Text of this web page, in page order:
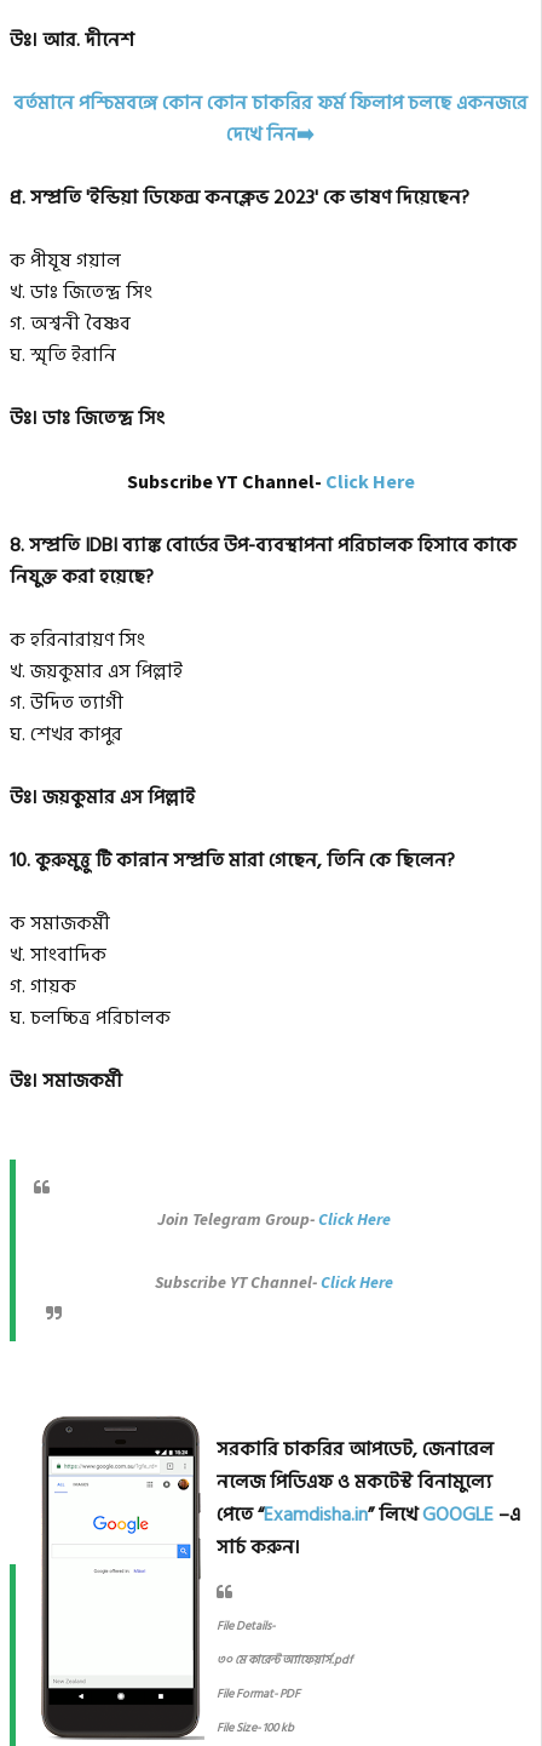
উঃ। আর. দীনেশ
বর্তমানে পশ্চিমবঙ্গে কোন কোন চাকরির ফর্ম ফিলাপ চলছে একনজরে
দেখে নিন➡️
প্র. সম্প্রতি 'ইন্ডিয়া ডিফেন্স কনক্লেভ 2023' কে ভাষণ দিয়েছেন?
ক পীযূষ গয়াল
খ. ডাঃ জিতেন্দ্র সিং
গ. অশ্বনী বৈষ্ণব
ঘ. স্মৃতি ইরানি
উঃ। ডাঃ জিতেন্দ্র সিং
Subscribe YT Channel- Click Here
8. সম্প্রতি IDBI ব্যাঙ্ক বোর্ডের উপ-ব্যবস্থাপনা পরিচালক হিসাবে কাকে
নিযুক্ত করা হয়েছে?
ক হরিনারায়ণ সিং
খ. জয়কুমার এস পিল্লাই
গ. উদিত ত্যাগী
ঘ. শেখর কাপুর
উঃ। জয়কুমার এস পিল্লাই
10. কুরুমুত্তু টি কান্নান সম্প্রতি মারা গেছেন, তিনি কে ছিলেন?
ক সমাজকর্মী
খ. সাংবাদিক
গ. গায়ক
ঘ. চলচ্চিত্র পরিচালক
উঃ। সমাজকর্মী
Join Telegram Group-Click Here
Subscribe YT Channel-Click Here
সরকারি চাকরির আপডেট, জেনারেল
নলেজ পিডিএফ ও মকটেস্ট বিনামুল্যে
পেতে “Examdisha.in” লিখেGOOGLE–এ
সার্চ করুন।
File Details-
৩০ মে কারেন্ট অ্যাফেয়ার্স.pdf
File Format- PDF
File Size- 100 kb